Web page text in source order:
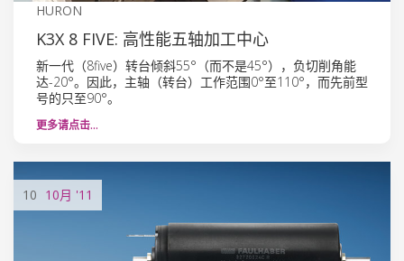
HURON
K3X 8 FIVE: 高性能五轴加工中心
新一代（8five）转台倾斜55°（而不是45°），负切削角能
达-20°。因此，主轴（转台）工作范围0°至110°，而先前型
号的只至90°。
更多请点击…
10 10月 '11